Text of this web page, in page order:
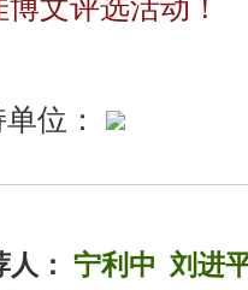
文评选活动！
位：
： 宁利中 刘进